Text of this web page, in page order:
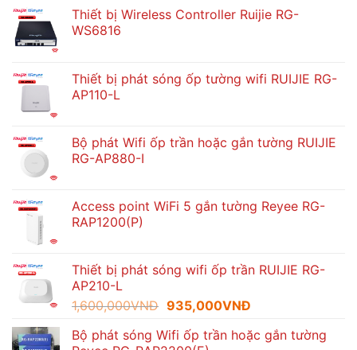
Thiết bị Wireless Controller Ruijie RG-
WS6816
Thiết bị phát sóng ốp tường wifi RUIJIE RG-
AP110-L
Bộ phát Wifi ốp trần hoặc gắn tường RUIJIE
RG-AP880-I
Access point WiFi 5 gắn tường Reyee RG-
RAP1200(P)
Thiết bị phát sóng wifi ốp trần RUIJIE RG-
AP210-L
1,600,000VNĐ Giá
là:
935,000VNĐGiá
tại
Bộ phát sóng Wifi ốp trần hoặc gắn tường